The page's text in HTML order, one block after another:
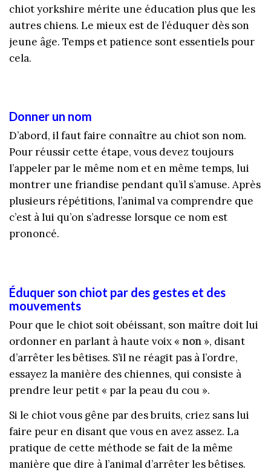
chiot yorkshire mérite une éducation plus que les
autres chiens. Le mieux est de l’éduquer dès son
jeune âge. Temps et patience sont essentiels pour
cela.
Donner un nom
D’abord, il faut faire connaître au chiot son nom.
Pour réussir cette étape, vous devez toujours
l’appeler par le même nom et en même temps, lui
montrer une friandise pendant qu’il s’amuse. Après
plusieurs répétitions, l’animal va comprendre que
c’est à lui qu’on s’adresse lorsque ce nom est
prononcé.
Éduquer son chiot par des gestes et des
mouvements
Pour que le chiot soit obéissant, son maître doit lui
ordonner en parlant à haute voix « non », disant
d’arrêter les bêtises. S’il ne réagit pas à l’ordre,
essayez la manière des chiennes, qui consiste à
prendre leur petit « par la peau du cou ».
Si le chiot vous gêne par des bruits, criez sans lui
faire peur en disant que vous en avez assez. La
pratique de cette méthode se fait de la même
manière que dire à l’animal d’arrêter les bêtises.